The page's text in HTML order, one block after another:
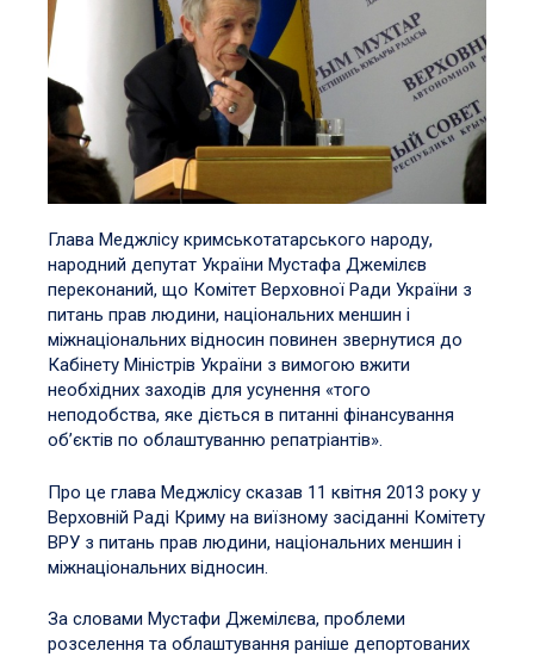
Глава Меджлісу кримськотатарського народу,
народний депутат України Мустафа Джемілєв
переконаний, що Комітет Верховної Ради України з
питань прав людини, національних меншин і
міжнаціональних відносин повинен звернутися до
Кабінету Міністрів України з вимогою вжити
необхідних заходів для усунення «того
неподобства, яке діється в питанні фінансування
об’єктів по облаштуванню репатріантів».
Про це глава Меджлісу сказав 11 квітня 2013 року у
Верховній Раді Криму на виїзному засіданні Комітету
ВРУ з питань прав людини, національних меншин і
міжнаціональних відносин.
За словами Мустафи Джемілєва, проблеми
розселення та облаштування раніше депортованих